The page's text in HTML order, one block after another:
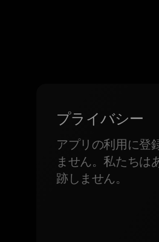
プライバシー
アプリの利用に登
ません。私たちは
跡しません。